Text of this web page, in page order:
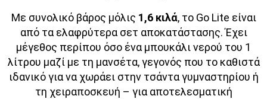
Με συνολικό βάρος μόλις 1,6 κιλά, το Go Lite είναι
από τα ελαφρύτερα σετ αποκατάστασης. Έχει
μέγεθος περίπου όσο ένα μπουκάλι νερού του 1
λίτρου μαζί με τη μανσέτα, γεγονός που το καθιστά
ιδανικό για να χωράει στην τσάντα γυμναστηρίου ή
τη χειραποσκευή – για αποτελεσματική